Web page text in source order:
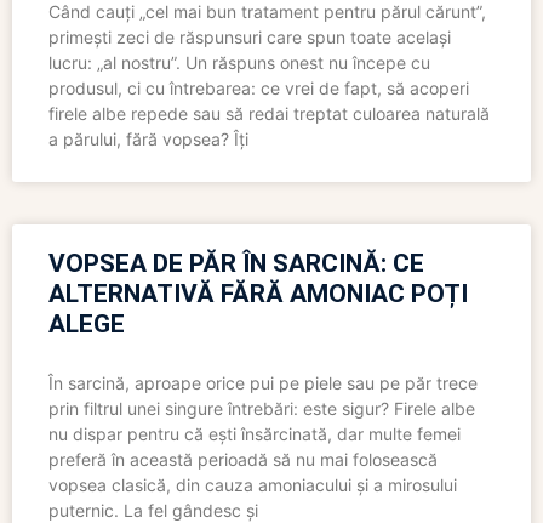
Când cauți „cel mai bun tratament pentru părul cărunt”,
primești zeci de răspunsuri care spun toate același
lucru: „al nostru”. Un răspuns onest nu începe cu
produsul, ci cu întrebarea: ce vrei de fapt, să acoperi
firele albe repede sau să redai treptat culoarea naturală
a părului, fără vopsea? Îți
VOPSEA DE PĂR ÎN SARCINĂ: CE
ALTERNATIVĂ FĂRĂ AMONIAC POȚI
ALEGE
În sarcină, aproape orice pui pe piele sau pe păr trece
prin filtrul unei singure întrebări: este sigur? Firele albe
nu dispar pentru că ești însărcinată, dar multe femei
preferă în această perioadă să nu mai folosească
vopsea clasică, din cauza amoniacului și a mirosului
puternic. La fel gândesc și